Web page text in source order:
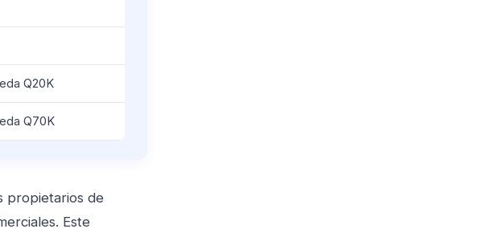
Q20K
Q70K
propietarios de
Este